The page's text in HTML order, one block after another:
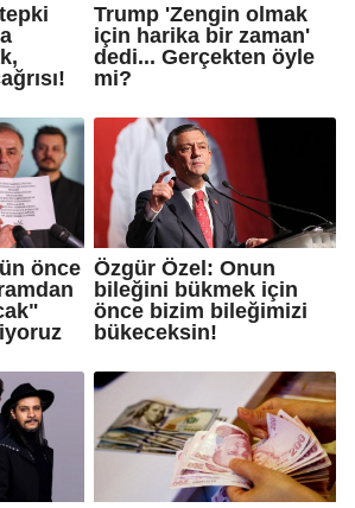
Trump 'Zengin olmak
için harika bir zaman'
dedi... Gerçekten öyle
mi?
önce Özgür Özel: Onun
bileğini bükmek için
önce bizim bileğimizi
bükeceksin!